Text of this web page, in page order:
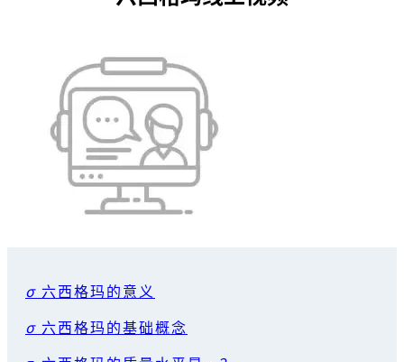
σ 六西格玛的意义
σ 六西格玛的基础概念